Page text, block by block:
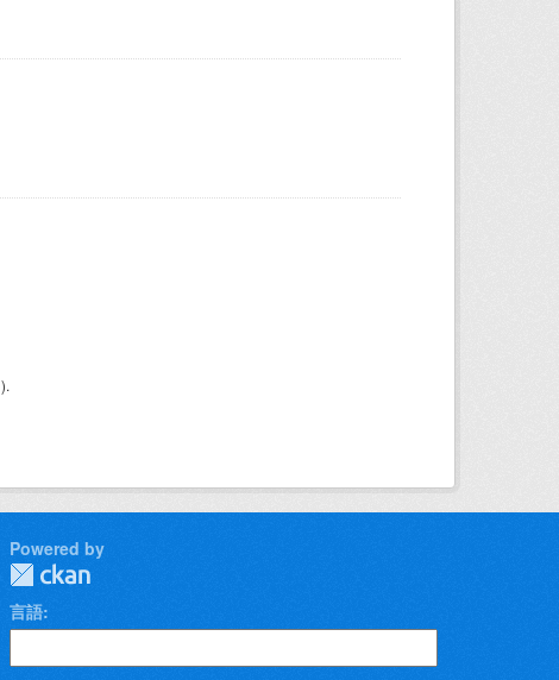
).
Powered by
言語